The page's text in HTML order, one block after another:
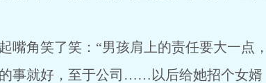
角笑了笑：“男孩肩上的责任要大一点
事就好，至于公司……以后给她招个女婿